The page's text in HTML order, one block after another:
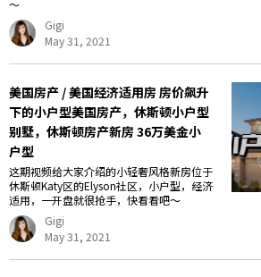
～
Gigi
May 31, 2021
美国房产 / 美国经济适用房 房价飙升
下的小户型美国房产，休斯顿小户型
别墅，休斯顿房产新房 36万美金小
户型
这期视频给大家介绍的小轻奢风格新房位于
休斯顿Katy区的Elyson社区，小户型，经济
适用，一开盘就很抢手，快看看吧～
Gigi
May 31, 2021